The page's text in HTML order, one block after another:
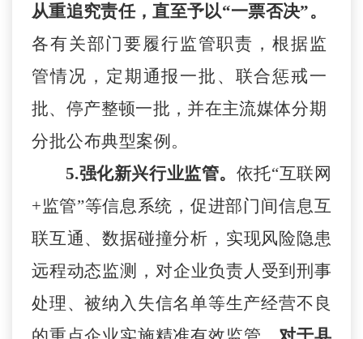
从重追究责任，直至予以“一票否决”。
各有关部门要履行监管职责 ，根据监
管情况， 定期通报一批、联合惩戒一
批、停产整顿一批，并在主流媒体分期
分批公布典型案例。
5.强化新兴行业监管。 依托“互联网
+监管”等信息系统， 促进部门间信息互
联互通、数据碰撞分析，实现风险隐患
远程动态监测 ，对企业负责人受到刑事
处理、被纳入失信名单等生产经营不良